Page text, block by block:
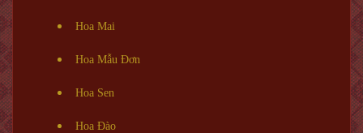
Hoa Mai
Hoa Mẫu Đơn
Hoa Sen
Hoa Đào